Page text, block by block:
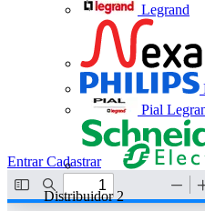
Legrand
Pial
Distribuidor 2
EntrarCadastrar